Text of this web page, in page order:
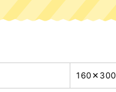
160✕300